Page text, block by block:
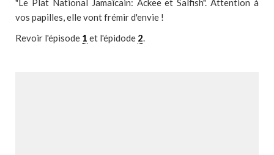
"Le Plat National Jamaïcain: Ackee et Salfish". Attention à
vos papilles, elle vont frémir d'envie !
Revoir l'épisode 1 et l'épidode 2.